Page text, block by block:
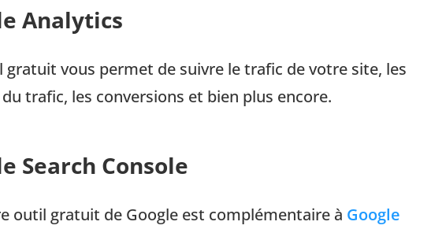
Analytics
gratuit vous permet de suivre le trafic de votre site, les
trafic, les conversions et bien plus encore.
Search Console
outil gratuit de Google est complémentaire à Google